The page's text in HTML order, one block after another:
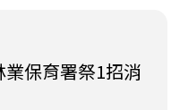
保育署祭1招消